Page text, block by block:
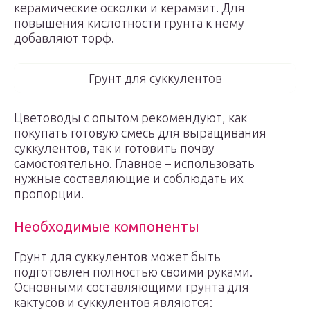
керамические осколки и керамзит. Для
повышения кислотности грунта к нему
добавляют торф.
Грунт для суккулентов
Цветоводы с опытом рекомендуют, как
покупать готовую смесь для выращивания
суккулентов, так и готовить почву
самостоятельно. Главное – использовать
нужные составляющие и соблюдать их
пропорции.
Необходимые компоненты
Грунт для суккулентов может быть
подготовлен полностью своими руками.
Основными составляющими грунта для
кактусов и суккулентов являются: